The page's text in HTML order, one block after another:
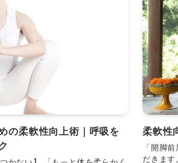
の柔軟性向上術｜呼吸を
柔軟性
「開脚
だきま